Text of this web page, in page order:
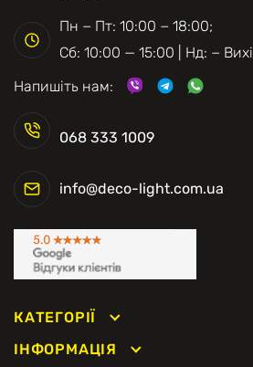
КАТЕГОРІЇ
ІНФОРМАЦІЯ
068 333 1009
info@deco-light.com.ua
Пн − Пт: 10:00 − 18:00;
Сб: 10:00 — 15:00 | Нд: −
Напишіть нам: